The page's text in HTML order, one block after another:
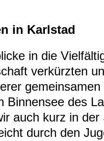
in Karlstad
in die
verkürzten
Binnensee des
auch kurz in
durch den